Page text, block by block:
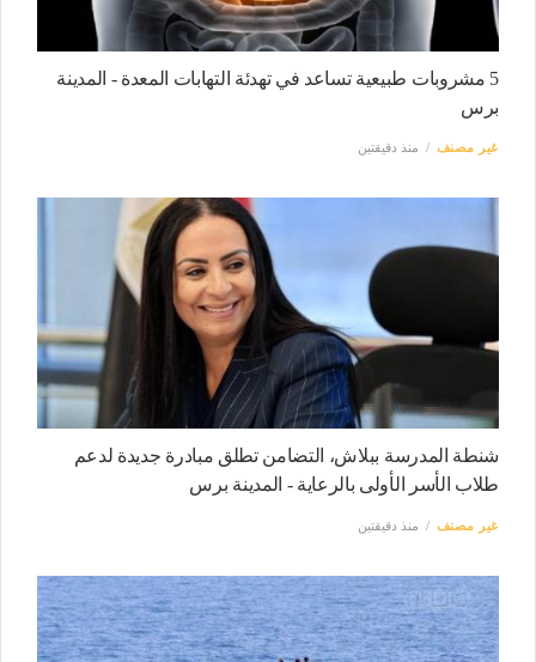
5 مشروبات طبيعية تساعد في تهدئة التهابات المعدة - المدينة
برس
غير مصنف منذ دقيقتين
شنطة المدرسة ببلاش، التضامن تطلق مبادرة جديدة لدعم
طلاب الأسر الأولى بالرعاية - المدينة برس
غير مصنف منذ دقيقتين